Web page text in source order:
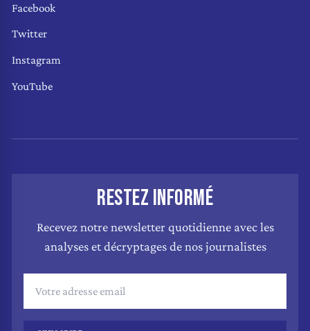
Facebook
Twitter
Instagram
YouTube
RESTEZ INFORMÉ
Recevez notre newsletter quotidienne avec les
analyses et décryptages de nos journalistes